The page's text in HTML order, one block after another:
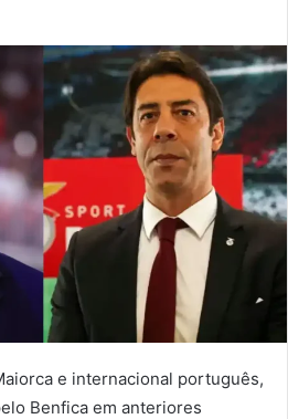
e internacional português,
Benfica em anteriores